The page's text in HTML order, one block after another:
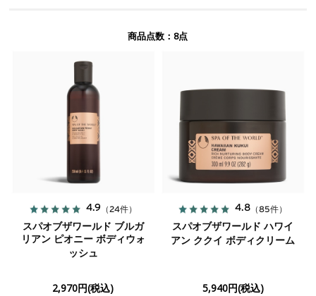
商品点数：8点
4.9 （24件）
スパオブザワールド ブルガ
リアン ピオニー ボディウォ
ッシュ
2,970円(税込)
4.8 （85件）
スパオブザワールド ハワイ
アン ククイ ボディクリーム
5,940円(税込)